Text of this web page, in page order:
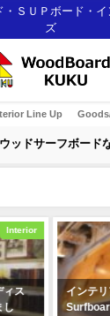
ＳＵＰボード・
ズ
Line Up
ッドサーフボード
Interior
ィス
し
インテ